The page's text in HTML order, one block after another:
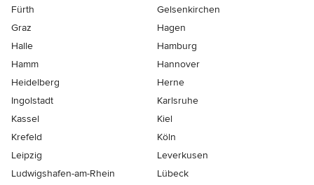
Fürth
Gelsenkirchen
Graz
Hagen
Halle
Hamburg
Hamm
Hannover
Heidelberg
Herne
Ingolstadt
Karlsruhe
Kassel
Kiel
Krefeld
Köln
Leipzig
Leverkusen
Ludwigshafen-am-Rhein
Lübeck